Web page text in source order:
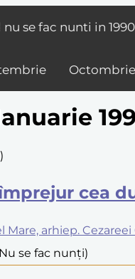
nu se fac nunti in 1990
Octombrie
)
cea
Mare, arhiep.
se fac nunți)